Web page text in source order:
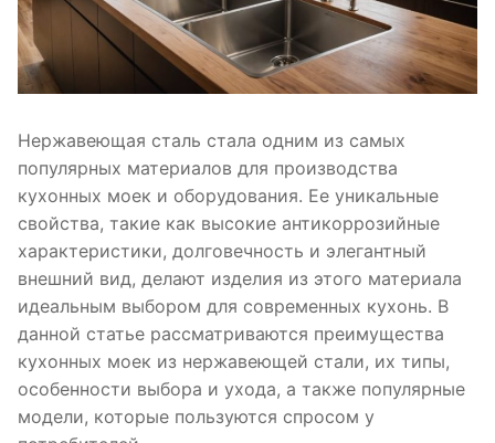
Нержавеющая сталь стала одним из самых
популярных материалов для производства
кухонных моек и оборудования. Ее уникальные
свойства, такие как высокие антикоррозийные
характеристики, долговечность и элегантный
внешний вид, делают изделия из этого материала
идеальным выбором для современных кухонь. В
данной статье рассматриваются преимущества
кухонных моек из нержавеющей стали, их типы,
особенности выбора и ухода, а также популярные
модели, которые пользуются спросом у